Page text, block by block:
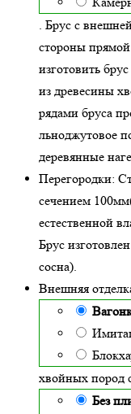
. Брус с
стороны
изготовить
из древесины
рядами бруса
льноджутовое
деревянные
Перегородки:
сечением
естественной
Брус
сосна).
Внешняя
хвойных пород
Без